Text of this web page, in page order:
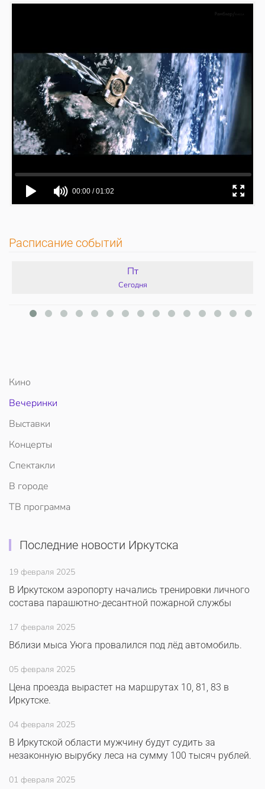
Расписание событий
Пт
Сегодня
Кино
Вечеринки
Выставки
Концерты
Спектакли
В городе
ТВ программа
Последние новости Иркутска
19 февраля 2025
В Иркутском аэропорту начались тренировки личного
состава парашютно-десантной пожарной службы
17 февраля 2025
Вблизи мыса Уюга провалился под лёд автомобиль.
05 февраля 2025
Цена проезда вырастет на маршрутах 10, 81, 83 в
Иркутске.
04 февраля 2025
В Иркутской области мужчину будут судить за
незаконную вырубку леса на сумму 100 тысяч рублей.
01 февраля 2025